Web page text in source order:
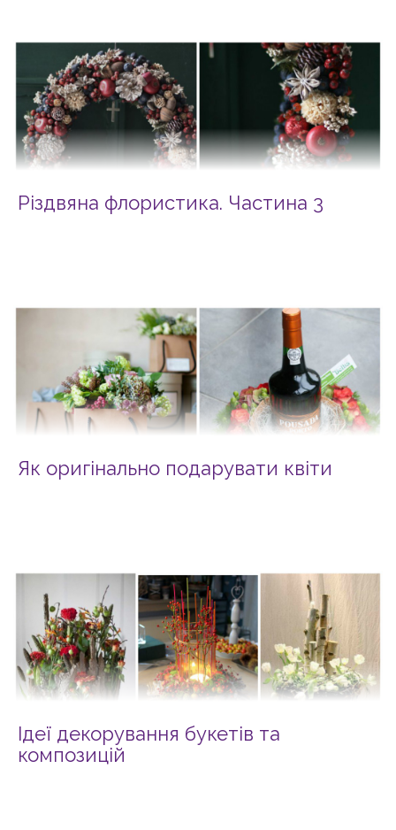
Різдвяна флористика. Частина 3
Як оригінально подарувати квіти
Ідеї декорування букетів та
композицій